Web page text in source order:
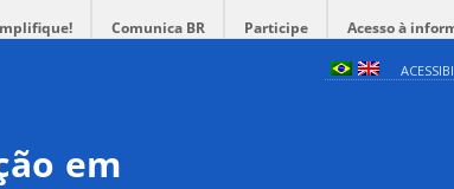
Comunica BR Participe Acesso à
em